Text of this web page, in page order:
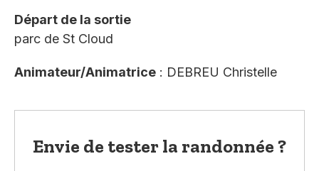
Départ de la sortie
parc de St Cloud
Animateur/Animatrice : DEBREU Christelle
Envie de tester la randonnée ?